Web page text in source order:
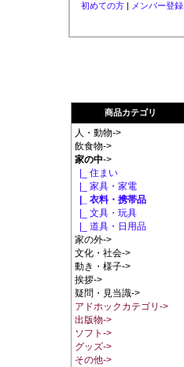
初めての方| メンバー登録
商品カテゴリ
人・動物->
飲食物->
家の中->
|_ 住まい
|_ 家具・家電
|_ 衣料・携帯品
|_ 文具・玩具
|_ 道具・日用品
家の外->
文化・社会->
動き・様子->
挨拶->
疑問・見当識->
アドホックカテゴリ->
出版物->
ソフト->
グッズ->
その他->